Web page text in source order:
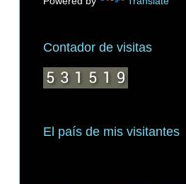
Contador de visitas
El país de mis visitantes